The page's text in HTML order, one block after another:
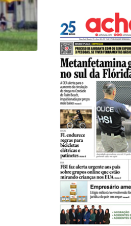
HISTÓRICO
Açaí é reconhecido
21/01/2026